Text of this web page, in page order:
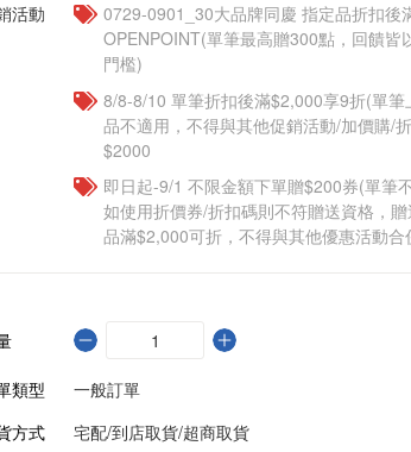
活動
0729-0901_30大品牌同慶 指定品折扣後
OPENPOINT(單筆最高贈300點，回饋皆
門檻)
8/8-8/10 單筆折扣後滿$2,000享9折(單
品不適用，不得與其他促銷活動/加價購/
$2000
即日起-9/1 不限金額下單贈$200券(單筆
如使用折價券/折扣碼則不符贈送資格，
品滿$2,000可折，不得與其他優惠活動合
類型
一般訂單
方式
宅配/到店取貨/超商取貨